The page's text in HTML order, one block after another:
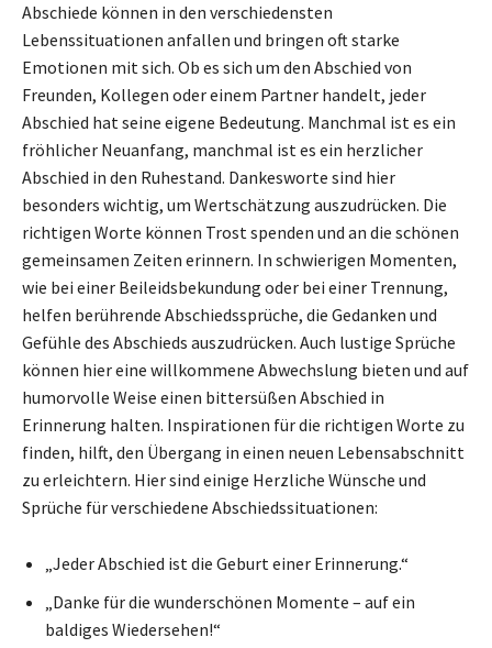
Abschiede können in den verschiedensten
Lebenssituationen anfallen und bringen oft starke
Emotionen mit sich. Ob es sich um den Abschied von
Freunden, Kollegen oder einem Partner handelt, jeder
Abschied hat seine eigene Bedeutung. Manchmal ist es ein
fröhlicher Neuanfang, manchmal ist es ein herzlicher
Abschied in den Ruhestand. Dankesworte sind hier
besonders wichtig, um Wertschätzung auszudrücken. Die
richtigen Worte können Trost spenden und an die schönen
gemeinsamen Zeiten erinnern. In schwierigen Momenten,
wie bei einer Beileidsbekundung oder bei einer Trennung,
helfen berührende Abschiedssprüche, die Gedanken und
Gefühle des Abschieds auszudrücken. Auch lustige Sprüche
können hier eine willkommene Abwechslung bieten und auf
humorvolle Weise einen bittersüßen Abschied in
Erinnerung halten. Inspirationen für die richtigen Worte zu
finden, hilft, den Übergang in einen neuen Lebensabschnitt
zu erleichtern. Hier sind einige Herzliche Wünsche und
Sprüche für verschiedene Abschiedssituationen:
„Jeder Abschied ist die Geburt einer Erinnerung.“
„Danke für die wunderschönen Momente – auf ein
baldiges Wiedersehen!“